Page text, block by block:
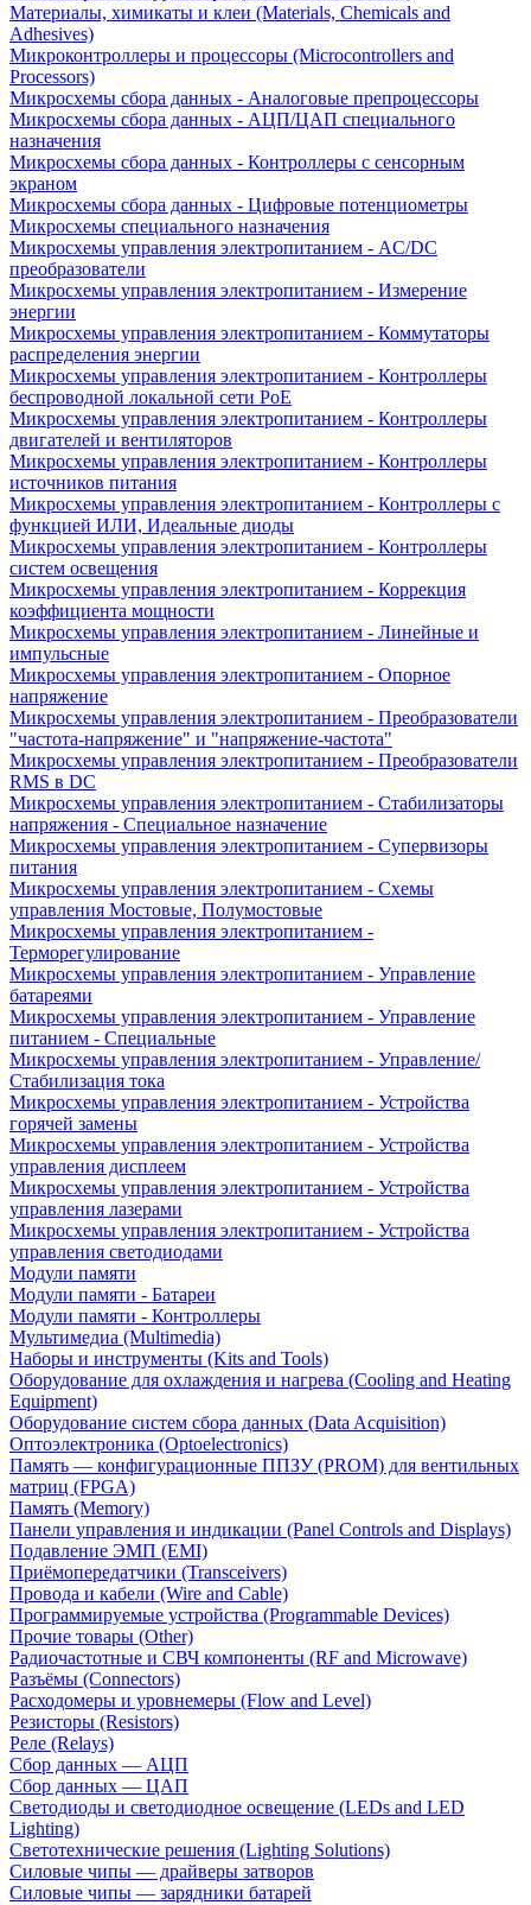
Материалы, химикаты и клеи (Materials, Chemicals and
Adhesives)
Микроконтроллеры и процессоры (Microcontrollers and
Processors)
Микросхемы сбора данных - Аналоговые препроцессоры
Микросхемы сбора данных - АЦП/ЦАП специального
назначения
Микросхемы сбора данных - Контроллеры с сенсорным
экраном
Микросхемы сбора данных - Цифровые потенциометры
Микросхемы специального назначения
Микросхемы управления электропитанием - AC/DC
преобразователи
Микросхемы управления электропитанием - Измерение
энергии
Микросхемы управления электропитанием - Коммутаторы
распределения энергии
Микросхемы управления электропитанием - Контроллеры
беспроводной локальной сети PoE
Микросхемы управления электропитанием - Контроллеры
двигателей и вентиляторов
Микросхемы управления электропитанием - Контроллеры
источников питания
Микросхемы управления электропитанием - Контроллеры с
функцией ИЛИ, Идеальные диоды
Микросхемы управления электропитанием - Контроллеры
систем освещения
Микросхемы управления электропитанием - Коррекция
коэффициента мощности
Микросхемы управления электропитанием - Линейные и
импульсные
Микросхемы управления электропитанием - Опорное
напряжение
Микросхемы управления электропитанием - Преобразователи
"частота-напряжение" и "напряжение-частота"
Микросхемы управления электропитанием - Преобразователи
RMS в DC
Микросхемы управления электропитанием - Стабилизаторы
напряжения - Специальное назначение
Микросхемы управления электропитанием - Супервизоры
питания
Микросхемы управления электропитанием - Схемы
управления Мостовые, Полумостовые
Микросхемы управления электропитанием -
Терморегулирование
Микросхемы управления электропитанием - Управление
батареями
Микросхемы управления электропитанием - Управление
питанием - Специальные
Микросхемы управления электропитанием - Управление/
Стабилизация тока
Микросхемы управления электропитанием - Устройства
горячей замены
Микросхемы управления электропитанием - Устройства
управления дисплеем
Микросхемы управления электропитанием - Устройства
управления лазерами
Микросхемы управления электропитанием - Устройства
управления светодиодами
Модули памяти
Модули памяти - Батареи
Модули памяти - Контроллеры
Мультимедиа (Multimedia)
Наборы и инструменты (Kits and Tools)
Оборудование для охлаждения и нагрева (Cooling and Heating
Equipment)
Оборудование систем сбора данных (Data Acquisition)
Оптоэлектроника (Optoelectronics)
Память — конфигурационные ППЗУ (PROM) для вентильных
матриц (FPGA)
Память (Memory)
Панели управления и индикации (Panel Controls and Displays)
Подавление ЭМП (EMI)
Приёмопередатчики (Transceivers)
Провода и кабели (Wire and Cable)
Программируемые устройства (Programmable Devices)
Прочие товары (Other)
Радиочастотные и СВЧ компоненты (RF and Microwave)
Разъёмы (Connectors)
Расходомеры и уровнемеры (Flow and Level)
Резисторы (Resistors)
Реле (Relays)
Сбор данных — АЦП
Сбор данных — ЦАП
Светодиоды и светодиодное освещение (LEDs and LED
Lighting)
Светотехнические решения (Lighting Solutions)
Силовые чипы — драйверы затворов
Силовые чипы — зарядники батарей